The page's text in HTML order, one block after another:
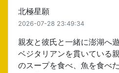
北極星願
2026-07-28 23:49:34
親友と彼氏と一緒に澎湖へ遊
ベジタリアンを貫いている
のスープを食べ、魚を食べ